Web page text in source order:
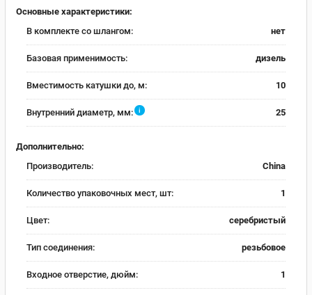
Основные характеристики:
В комплекте со шлангом:
нет
Базовая применимость: дизель
Вместимость катушки до, м: 10
Внутренний диаметр, мм: i 25
Дополнительно:
Производитель:
China
Количество упаковочных мест, шт: 1
Цвет: серебристый
Тип соединения: резьбовое
Входное отверстие, дюйм: 1